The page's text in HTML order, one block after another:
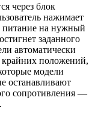
через блок
нажимает
питание на нужный
заданного
автоматически
положений,
модели
останавливают
сопротивления —